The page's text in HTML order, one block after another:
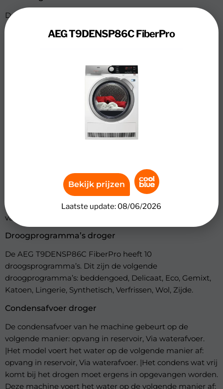
De afmetingen van de AEG T9DENSP86C FiberPro zijn
alsvolgt: 59,6 cm breed, 85 cm hoog en 63,8 cm diep. Het
toestel weegt circa 49 kg.
De warmtepompdroger is door zijn vulgewicht geschikt
voor een gezin met 1 of 2 kinderen. Er kan 8 kg wasgoed
Droog- en bouwkwaliteit AEG T9DENSP86C
Geluidsniveau droger
De wasdroger heeft een geluidsniveau tijdens het drogen
van 64 dB.
Droogprogramma’s droger
De AEG T9DENSP86C FiberPro heeft 10
droogsprogramma’s. Dit zijn de volgende
droogprogramma’s: beddengoed, Delicaat, Eco, Gemixt,
Katoen, Lingerie, Synthetisch, Verfrissen, Wol, Zijde.
Condensafvoer droger
De condensafvoer van he machine gebeurt op de
volgende manier: opvang in reservoir, Via waterafvoer.
|Het model voert het water op de volgende manier af:
opvang in reservoir, Via waterafvoer. |Het condens wat vrij
komt bij het drogen moet ergens in opgevangen worden.
Deze machine voert het water op de volgende manier af:
AEG T9DENSP86C FiberPro
Bekijk prijzen
Laatste update: 08/06/2026